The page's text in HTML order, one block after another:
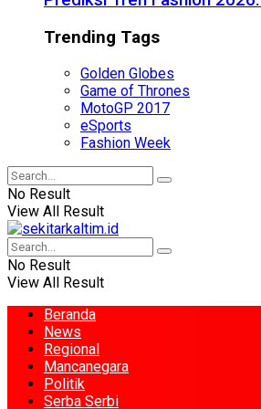
Trending Tags
Golden Globes
Game of Thrones
MotoGP 2017
eSports
Fashion Week
No Result
View All Result
No Result
View All Result
Beranda
News
Regional
Mancanegara
Politik
Serba Serbi